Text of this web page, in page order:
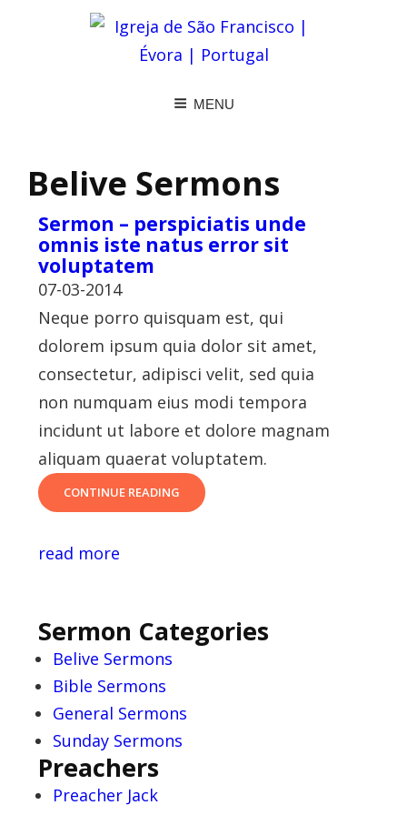
MENU
Belive Sermons
Sermon – perspiciatis unde
omnis iste natus error sit
voluptatem
07-03-2014
Neque porro quisquam est, qui
dolorem ipsum quia dolor sit amet,
consectetur, adipisci velit, sed quia
non numquam eius modi tempora
incidunt ut labore et dolore magnam
aliquam quaerat voluptatem.
CONTINUE READINGSERMON
VOLUPTATEM
read more
Sermon Categories
Belive Sermons
Bible Sermons
General Sermons
Sunday Sermons
Preachers
Preacher Jack